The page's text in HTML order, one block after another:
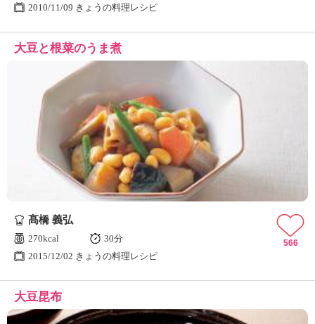
2010/11/09 きょうの料理レシピ
大豆と根菜のうま煮
髙橋 義弘
270kcal
30分
2015/12/02 きょうの料理レシピ
566
大豆昆布